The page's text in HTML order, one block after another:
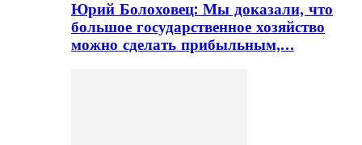
Юрий Болоховец: Мы доказали, что
большое государственное хозяйство
можно сделать прибыльным,…